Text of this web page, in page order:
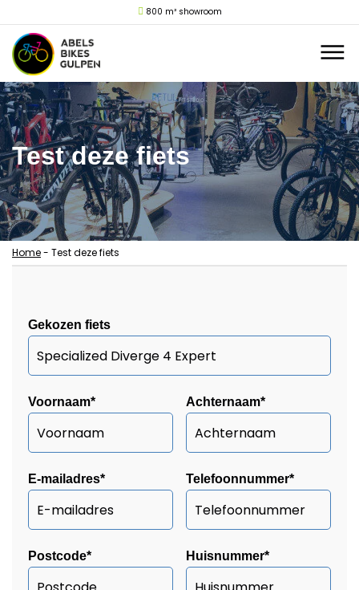
800 m² showroom
Test deze fiets
Home- Test deze fiets
Gekozen fiets
Voornaam* Achternaam*
E-mailadres* Telefoonnummer*
Postcode* Huisnummer*